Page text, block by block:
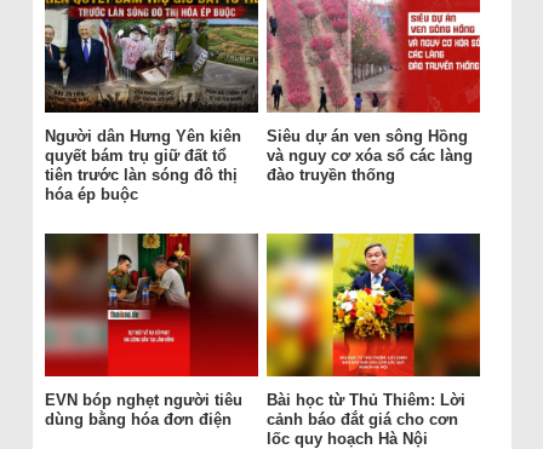
Người dân Hưng Yên kiên
quyết bám trụ giữ đất tổ
tiên trước làn sóng đô thị
hóa ép buộc
Siêu dự án ven sông Hồng
và nguy cơ xóa sổ các làng
đào truyền thống
EVN bóp nghẹt người tiêu
dùng bằng hóa đơn điện
Bài học từ Thủ Thiêm: Lời
cảnh báo đắt giá cho cơn
lốc quy hoạch Hà Nội